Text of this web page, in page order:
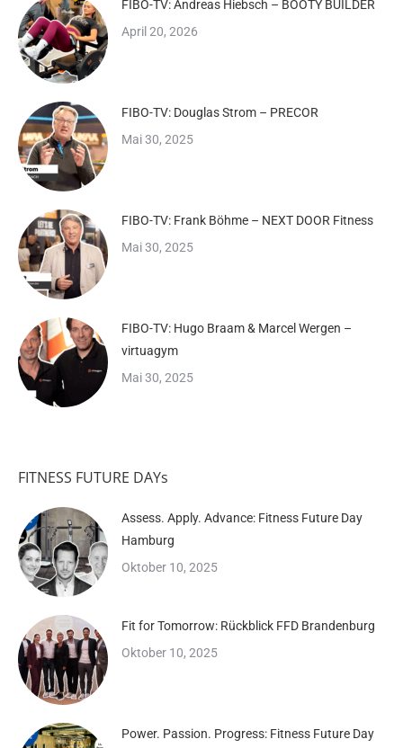
FIBO-TV: Andreas Hiebsch – BOOTY BUILDER
April 20, 2026
FIBO-TV: Douglas Strom – PRECOR
Mai 30, 2025
FIBO-TV: Frank Böhme – NEXT DOOR Fitness
Mai 30, 2025
FIBO-TV: Hugo Braam & Marcel Wergen –
virtuagym
Mai 30, 2025
FITNESS FUTURE DAYs
Assess. Apply. Advance: Fitness Future Day
Hamburg
Oktober 10, 2025
Fit for Tomorrow: Rückblick FFD Brandenburg
Oktober 10, 2025
Power. Passion. Progress: Fitness Future Day